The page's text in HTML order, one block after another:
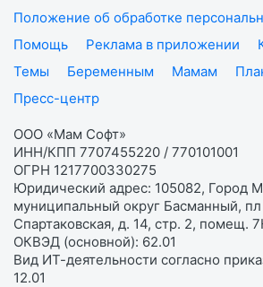
Положение об обработке
Помощь
Реклама в приложении
Темы
Беременным Мамам
Пресс-центр
ООО «Мам Софт»
ИНН/КПП 7707455220 / 770101001
ОГРН 1217700330275
Юридический адрес: 105082, Город
муниципальный округ Басманный, пл
Спартаковская, д. 14, стр. 2, помещ.
ОКВЭД (основной): 62.01
Вид ИТ-деятельности согласно
12.01